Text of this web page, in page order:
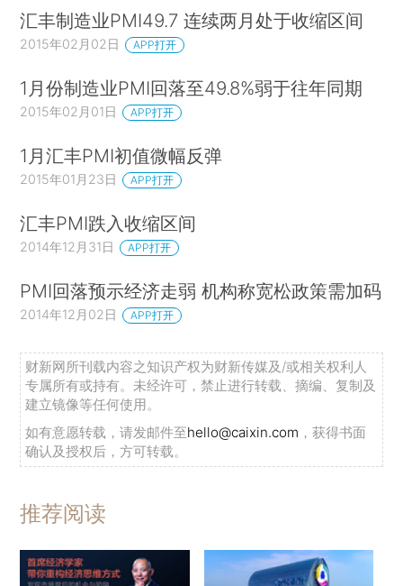
汇丰制造业PMI49.7 连续两月处于收缩区间
2015年02月02日 APP打开
1月份制造业PMI回落至49.8%弱于往年同期
2015年02月01日 APP打开
1月汇丰PMI初值微幅反弹
2015年01月23日 APP打开
汇丰PMI跌入收缩区间
2014年12月31日 APP打开
PMI回落预示经济走弱 机构称宽松政策需加码
2014年12月02日 APP打开
财新网所刊载内容之知识产权为财新传媒及/或相关权利人
专属所有或持有。未经许可，禁止进行转载、摘编、复制及
建立镜像等任何使用。
如有意愿转载，请发邮件至hello@caixin.com ，获得书面
确认及授权后，方可转载。
推荐阅读